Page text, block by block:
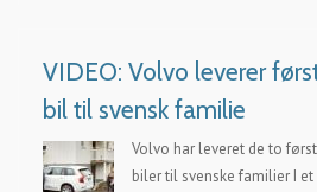
VIDEO: Volvo leverer
bil til svensk familie
Volvo har leveret de to
biler til svenske familier I